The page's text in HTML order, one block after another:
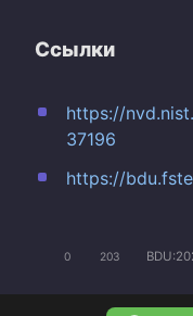
Ссылки
https://
37196
https://
0 203